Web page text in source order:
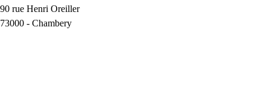
90 rue Henri Oreiller
73000 - Chambery